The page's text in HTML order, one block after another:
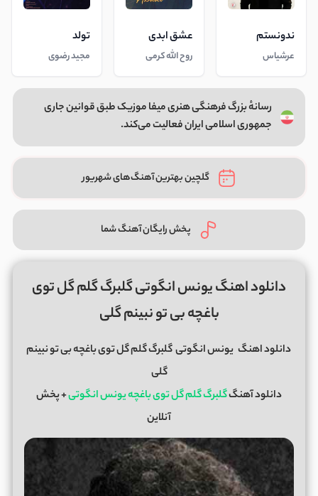
ندونستم
عرشیاس
عشق ابدی
روح الله کرمی
تولد
مجید رضوی
رسانهٔ بزرگ فرهنگی هنری میفا موزیک طبق قوانین جاری
جمهوری اسلامی ایران فعالیت می‌کند.
گلچین بهترین آهنگ‌های شهریور
پخش رایگان آهنگ شما
دانلود اهنگ یونس انگوتی گلبرگ گلم گل توی
باغچه بی تو نبینم گلی
دانلود اهنگ یونس انگوتیگلبرگ گلم گل توی باغچه بی تو نبینم
گلی
دانلود آهنگگلبرگ گلم گل توی باغچه یونس انگوتی+ پخش
آنلاین